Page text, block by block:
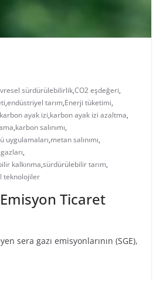
sürdürülebilirlik,CO2 eşdeğeri,
,endüstriyel tarım,Enerji tüketimi,
karbon ayak izi,karbon ayak izi azaltma,
,karbon salınımı,
uygulamaları,metan salınımı,
,
kalkınma,sürdürülebilir tarım,
teknolojiler
Ticaret
sera gazı emisyonlarının (SGE),